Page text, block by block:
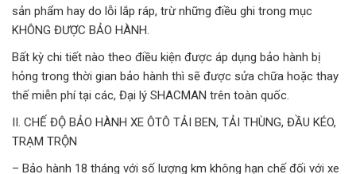
sản phẩm hay do lỗi lắp ráp, trừ những điều ghi trong mục
KHÔNG ĐƯỢC BẢO HÀNH.
Bất kỳ chi tiết nào theo điều kiện được áp dụng bảo hành bị
hỏng trong thời gian bảo hành thì sẽ được sửa chữa hoặc thay
thế miễn phí tại các, Đại lý SHACMAN trên toàn quốc.
II. CHẾ ĐỘ BẢO HÀNH XE ÔTÔ TẢI BEN, TẢI THÙNG, ĐẦU KÉO,
TRẠM TRỘN
– Bảo hành 18 tháng với số lượng km không hạn chế đối với xe